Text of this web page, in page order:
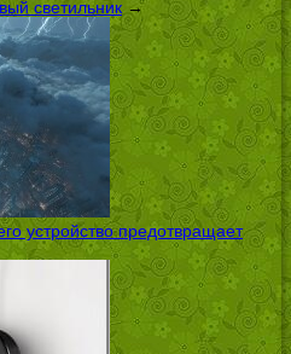
светильник →
устройство предотвращает